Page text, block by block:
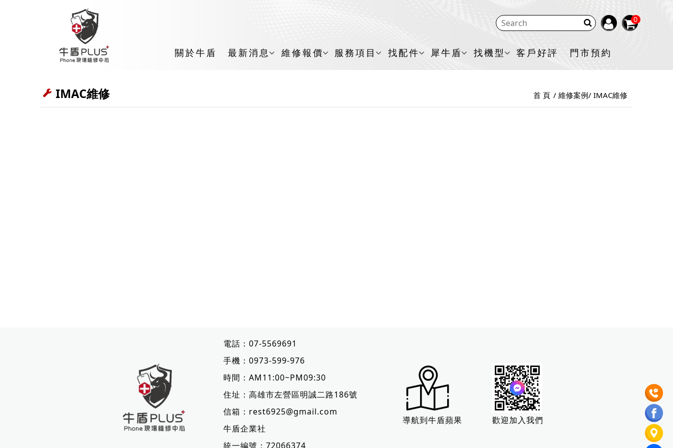
0
關於牛盾 最新消息 維修報價 服務項目 找配件 犀牛盾 找機型 客戶好評 門市預約
IMAC維修 首 頁 維修案例 IMAC維修
電話：07-5569691
手機：0973-599-976
時間：AM11:00~PM09:30
住址：高雄市左營區明誠二路186號
信箱： rest6925@gmail.com
牛盾企業社
統一編號：72066374
導航到牛盾蘋果 歡迎加入我們